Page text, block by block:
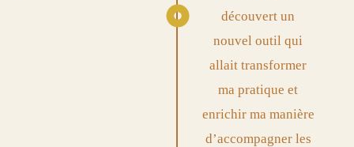
découvert un
nouvel outil qui
allait transformer
ma pratique et
enrichir ma manière
d’accompagner les